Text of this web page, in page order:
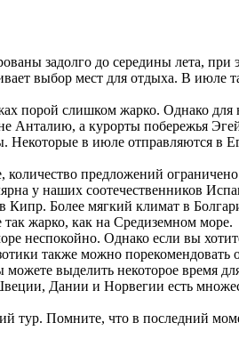
задолго до середины лета,
выбор мест для отдыха. В июле
порой слишком жарко. Однако для
а курорты побережья
в июле отправляются в
предложений
у наших соотечественников
Кипр. Более мягкий климат в
жарко, как на Средиземном море.
неспокойно. Однако если вы
также можно
выделить некоторое время
Дании и Норвегии есть
тур. Помните, что в последний